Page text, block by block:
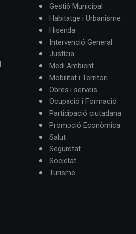
Gestió Municipal
Habitatge i Urbanisme
Hisenda
Intervenció General
Justícia
Medi Ambient
Mobilitat i Territori
Obres i serveis
Ocupació i Formació
Participació ciutadana
Promoció Econòmica
Salut
Seguretat
Societat
Turisme